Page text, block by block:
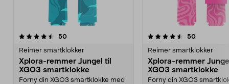
50anmeldelser
Reimer smartklokker
Xplora-remmer Jungel til
XGO3 smartklokke
Forny din XGO3 smartklokke med
4.5 av 5 stjerner 50
Reimer smartklokker
Xplora-remmer
XGO3 smartklokke
Forny din XGO3
5.0 av 5 stjerner